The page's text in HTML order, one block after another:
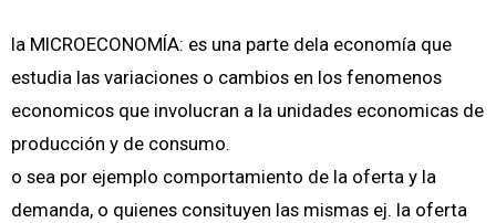
la MICROECONOMÍA: es una parte dela economía que
estudia las variaciones o cambios en los fenomenos
economicos que involucran a la unidades economicas de
producción y de consumo.
o sea por ejemplo comportamiento de la oferta y la
demanda, o quienes consituyen las mismas ej. la oferta